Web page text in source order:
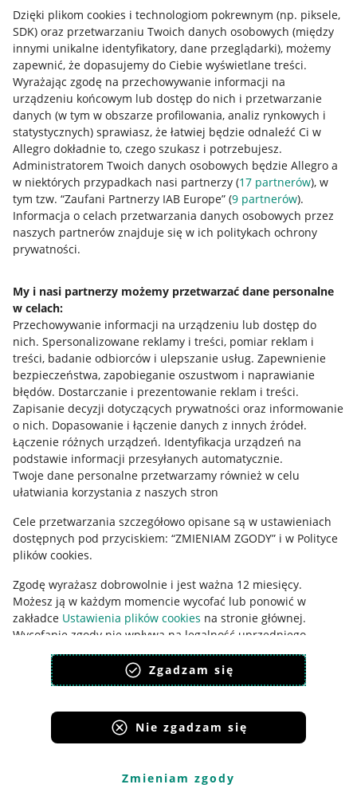
Dzięki plikom cookies i technologiom pokrewnym (np. piksele,
SDK) oraz przetwarzaniu Twoich danych osobowych (między
innymi unikalne identyfikatory, dane przeglądarki), możemy
zapewnić, że dopasujemy do Ciebie wyświetlane treści.
Wyrażając zgodę na przechowywanie informacji na
urządzeniu końcowym lub dostęp do nich i przetwarzanie
danych (w tym w obszarze profilowania, analiz rynkowych i
statystycznych) sprawiasz, że łatwiej będzie odnaleźć Ci w
Allegro dokładnie to, czego szukasz i potrzebujesz.
Administratorem Twoich danych osobowych będzie Allegro a
w niektórych przypadkach nasi partnerzy (17 partnerów), w
tym tzw. “Zaufani Partnerzy IAB Europe” (9 partnerów).
Informacja o celach przetwarzania danych osobowych przez
naszych partnerów znajduje się w ich politykach ochrony
prywatności.
My i nasi partnerzy możemy przetwarzać dane personalne
w celach:
Przechowywanie informacji na urządzeniu lub dostęp do
nich. Spersonalizowane reklamy i treści, pomiar reklam i
treści, badanie odbiorców i ulepszanie usług. Zapewnienie
bezpieczeństwa, zapobieganie oszustwom i naprawianie
błędów. Dostarczanie i prezentowanie reklam i treści.
Zapisanie decyzji dotyczących prywatności oraz informowanie
o nich. Dopasowanie i łączenie danych z innych źródeł.
Łączenie różnych urządzeń. Identyfikacja urządzeń na
podstawie informacji przesyłanych automatycznie.
Twoje dane personalne przetwarzamy również w celu
ułatwiania korzystania z naszych stron
Cele przetwarzania szczegółowo opisane są w ustawieniach
dostępnych pod przyciskiem: “ZMIENIAM ZGODY” i w Polityce
plików cookies.
Zgodę wyrażasz dobrowolnie i jest ważna 12 miesięcy.
Możesz ją w każdym momencie wycofać lub ponowić w
zakładce Ustawienia plików cookies na stronie głównej.
Wycofanie zgody nie wpływa na legalność uprzedniego
przetwarzania.
polityka plików cookies
polityka ochrony prywatności
Zgadzam się
Nie zgadzam się
Zmieniam zgody
Nawigacja
Przydatne informacje
Jak to działa
Napisz do nas
Allegro Gadane dla sprzedających
Mapa miejscowości
Informacje prawne
Regulamin
Polityka plików "cookies"
Ustawienia plików "cookies"
Udostępnianie lokalizacji
Informacje dla Aktu o Usługach Cyfrowych
Pobierz aplikację
Korzystanie z serwisu oznacza akceptacjęregulaminu